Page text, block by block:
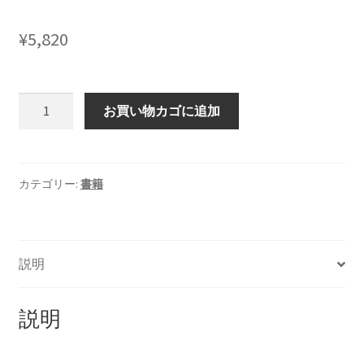
¥5,820
グ
ー
ン
グ
お買い物カゴに追加
カテゴリー: 書籍
説明
説明